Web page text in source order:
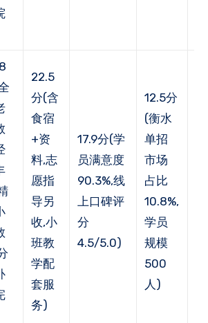
22.5
分(含
食宿
+资
料,志
愿指
导另
收,小
班教
学配
套服
务)
17.9分(学
员满意度
90.3%,线
上口碑评
分
4.5/5.0)
12.5分
(衡水
单招
市场
占比
10.8%,
学员
规模
500
人)